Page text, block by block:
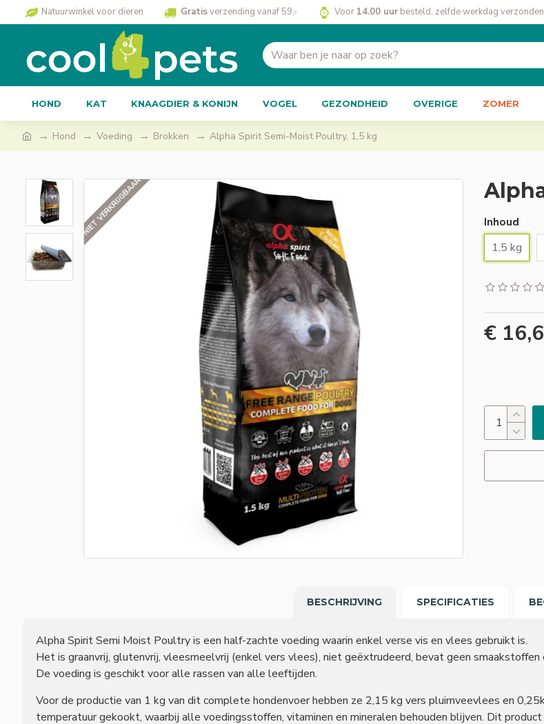
Natuurwinkel voor dieren Gratisverzending vanaf 59,- Voor 14.00 uur besteld, zelfde werkdag verzonden
HOND KAT KNAAGDIER & KONIJN VOGEL GEZONDHEID OVERIGE ZOMER
Hond Voeding Brokken Alpha Spirit Semi-Moist Poultry, 1,5 kg
NIET VERKRIJGBAAR
Inhoud
1,5 kg
€
BESCHRIJVING SPECIFICATIES
Alpha Spirit Semi Moist Poultry is een half-zachte voeding waarin enkel verse vis en vlees gebruikt is.
Het is graanvrij, glutenvrij, vleesmeelvrij (enkel vers vlees), niet geëxtrudeerd, bevat geen
De voeding is geschikt voor alle rassen van alle leeftijden.
Voor de productie van 1 kg van dit complete hondenvoer hebben ze 2,15 kg vers pluimveevlees en
temperatuur gekookt, waarbij alle voedingsstoffen, vitaminen en mineralen behouden blijven. Dit